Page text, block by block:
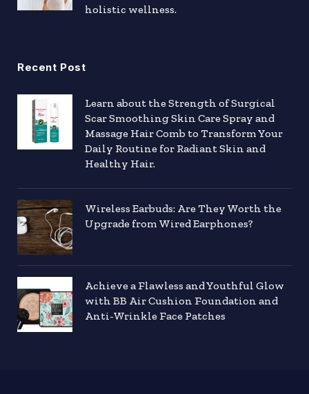
holistic wellness.
Recent Post
Learn about the Strength of Surgical
Scar Smoothing Skin Care Spray and
Massage Hair Comb to Transform Your
Daily Routine for Radiant Skin and
Healthy Hair.
Wireless Earbuds: Are They Worth the
Upgrade from Wired Earphones?
Achieve a Flawless and Youthful Glow
with BB Air Cushion Foundation and
Anti-Wrinkle Face Patches